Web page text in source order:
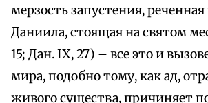
мерзость запустения,
Даниила, стоящая на святом
15; Дан. IX, 27) – все это и
мира, подобно тому, как ад,
живого существа, причиняет